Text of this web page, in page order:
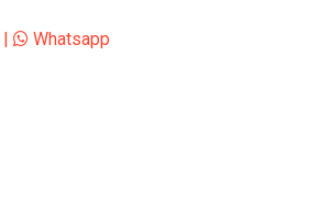
| Whatsapp